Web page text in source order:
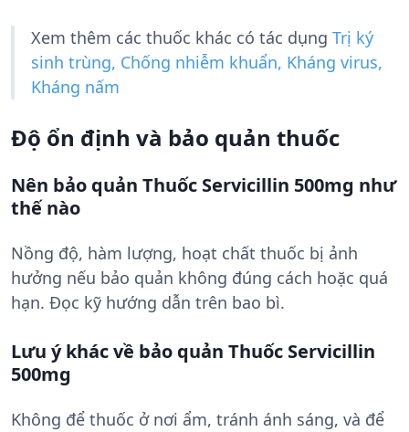
Xem thêm các thuốc khác có tác dụng Trị ký
sinh trùng, Chống nhiễm khuẩn, Kháng virus,
Kháng nấm
Độ ổn định và bảo quản thuốc
Nên bảo quản Thuốc Servicillin 500mg như
thế nào
Nồng độ, hàm lượng, hoạt chất thuốc bị ảnh
hưởng nếu bảo quản không đúng cách hoặc quá
hạn. Đọc kỹ hướng dẫn trên bao bì.
Lưu ý khác về bảo quản Thuốc Servicillin
500mg
Không để thuốc ở nơi ẩm, tránh ánh sáng, và để